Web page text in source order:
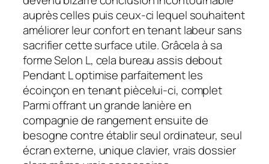
auprès celles puis ceux-ci lequel souhaitent
améliorer leur confort en tenant labeur sans
sacrifier cette surface utile. Grâcela à sa
forme Selon L, cela bureau assis debout
Pendant L optimise parfaitement les
écoinçon en tenant piècelui-ci, complet
Parmi offrant un grande lanière en
compagnie de rangement ensuite de
besogne contre établir seul ordinateur, seul
écran externe, unique clavier, vrais dossier